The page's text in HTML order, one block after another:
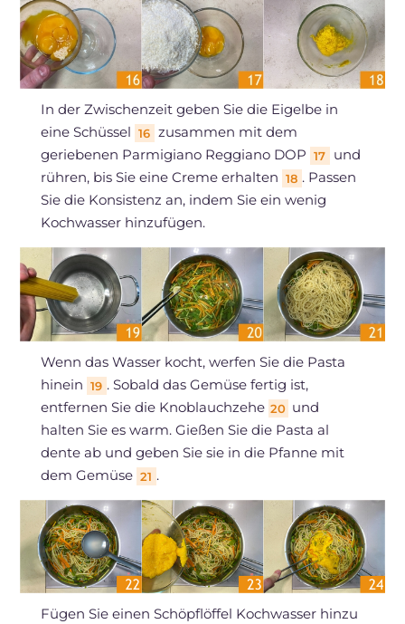
In der Zwischenzeit geben Sie die Eigelbe in
eine Schüssel 16 zusammen mit dem
geriebenen Parmigiano Reggiano DOP 17
und
rühren, bis Sie eine Creme erhalten 18 . Passen
Sie die Konsistenz an, indem Sie ein wenig
Kochwasser hinzufügen.
Wenn das Wasser kocht, werfen Sie die Pasta
hinein 19 . Sobald das Gemüse fertig ist,
entfernen Sie die Knoblauchzehe 20 und
halten Sie es warm. Gießen Sie die Pasta al
dente ab und geben Sie sie in die Pfanne mit
dem Gemüse 21 .
Fügen Sie einen Schöpflöffel Kochwasser hinzu